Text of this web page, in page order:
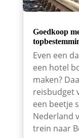
Goedkoop
Even een
een hotel
maken?
reisbudget
een beetje
Nederland
trein naar